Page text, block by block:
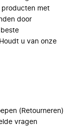
producten met
door
u van onze
(Retourneren)
vragen